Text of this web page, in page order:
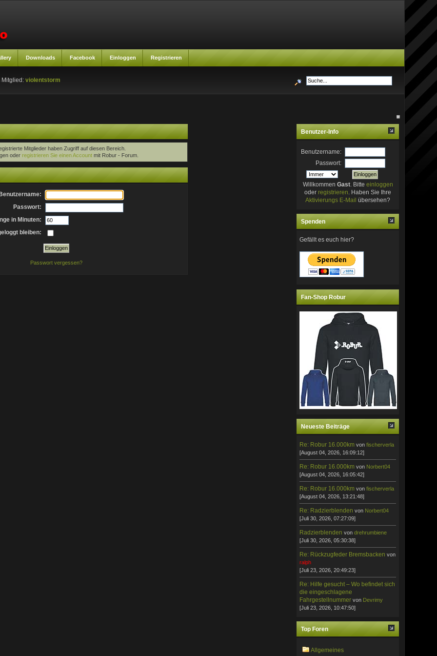
Downloads Facebook Einloggen Registrieren
Mitglied:violentstorm
Mitglieder haben Zugriff auf diesen Bereich.
oder registrieren Sie einen Accountmit Robur - Forum.
Passwort:
in Minuten:
bleiben:
Passwort vergessen?
Benutzer-Info
Benutzername:
Passwort:
Willkommen Gast. Bitte einloggen
oder registrieren . Haben Sie Ihre
Aktivierungs E-Mail übersehen?
Spenden
Gefällt es euch hier?
Fan-Shop Robur
Neueste Beiträge
Re: Robur 16.000km vonfischerverla
[August 04, 2026, 16:09:12]
Re: Robur 16.000km von Norbert04
[August 04, 2026, 16:05:42]
Re: Robur 16.000km vonfischerverla
[August 04, 2026, 13:21:48]
Re: Radzierblendenvon Norbert04
[Juli 30, 2026, 07:27:09]
Radzierblendenvondrehrumbiene
[Juli 30, 2026, 05:30:38]
Re: Rückzugfeder Bremsbacken von
ralph
[Juli 23, 2026, 20:49:23]
Re: Hilfe gesucht – Wo befindet sich
die eingeschlagene
Fahrgestellnummer von Devrimy
[Juli 23, 2026, 10:47:50]
Top Foren
Allgemeines